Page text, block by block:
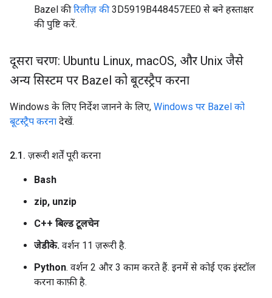
Bazel कीरिलीज़ की3D5919B448457EE0 से बने हस्ताक्षर
की पुष्टि करें.
दूसरा चरण: Ubuntu Linux, macOS, और Unix जैसे
अन्य सिस्टम पर Bazel को बूटस्ट्रैप करना
Windows के लिए निर्देश जानने के लिए, Windows पर Bazel को
बूटस्ट्रैप करना देखें.
2.1 . ज़रूरी शर्तें पूरी करना
Bash
zip, unzip
C++ बिल्ड टूलचेन
जेडीके. वर्शन 11 ज़रूरी है.
Python. वर्शन 2 और 3 काम करते हैं. इनमें से कोई एक इंस्टॉल
करना काफ़ी है.